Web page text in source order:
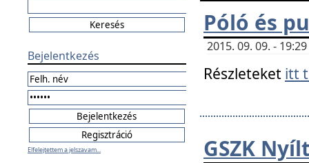
Bejelentkezés
Elfelejtettem a jelszavam...
Póló és
2015. 09. 09. -
Részleteket itt
GSZK